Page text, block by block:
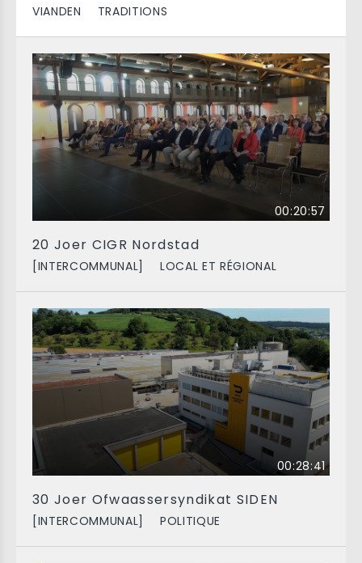
VIANDEN TRADITIONS
00:20:57
20 Joer CIGR Nordstad
[INTERCOMMUNAL] LOCAL ET RÉGIONAL
00:28:41
30 Joer Ofwaassersyndikat SIDEN
[INTERCOMMUNAL] POLITIQUE